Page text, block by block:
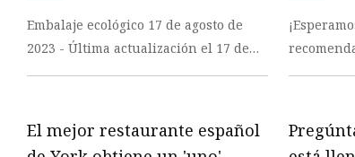
Embalaje ecológico 17 de agosto de
2023 - Última actualización el 17 de
El mejor restaurante español